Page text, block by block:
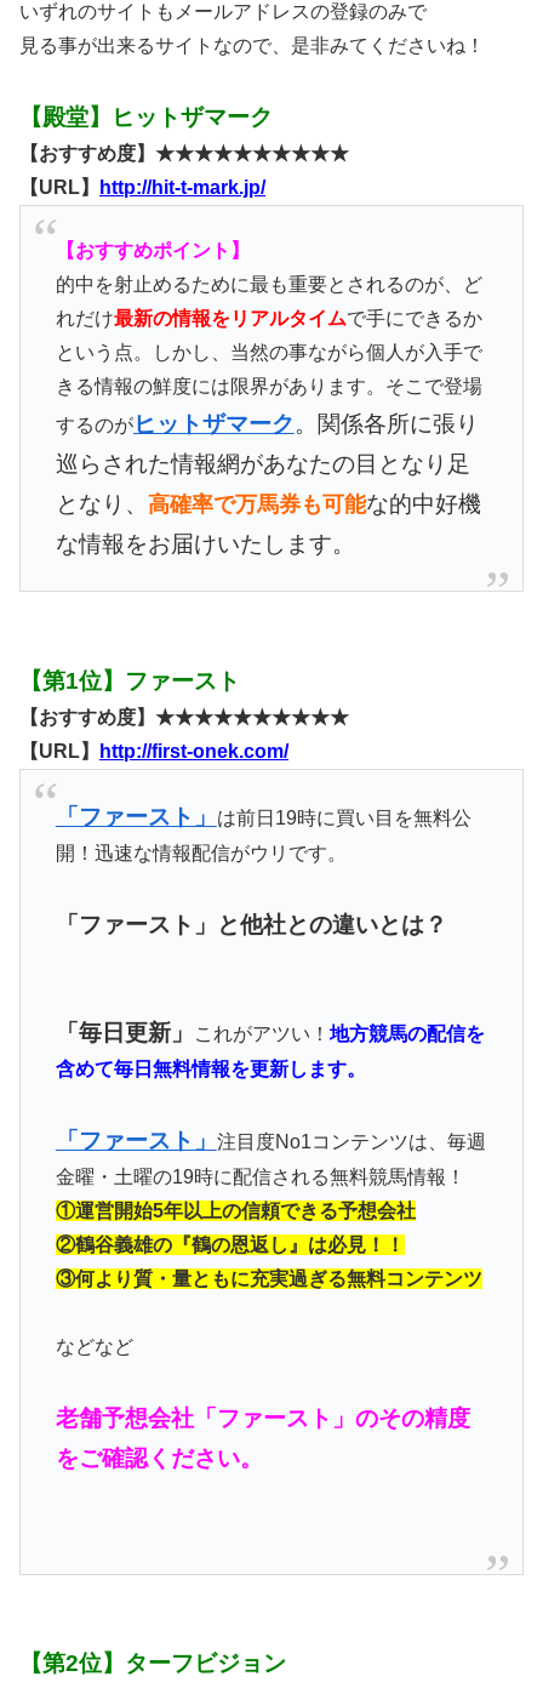
いずれのサイトもメールアドレスの登録のみで
見る事が出来るサイトなので、是非みてくださいね！
【殿堂】ヒットザマーク
【おすすめ度】★★★★★★★★★★
【URL】
http://hit-t-mark.jp/
【おすすめポイント】
的中を射止めるために最も重要とされるのが、ど
れだけ最新の情報をリアルタイムで手にできるか
という点。しかし、当然の事ながら個人が入手で
きる情報の鮮度には限界があります。そこで登場
するのがヒットザマーク。関係各所に張り
巡らされた情報網があなたの目となり足
となり、 高確率で万馬券も可能な的中好機
な情報をお届けいたします。
【第1位】ファースト
【おすすめ度】★★★★★★★★★★
【URL】
http://first-onek.com/
「ファースト」
は前日19時に買い目を無料公
開！迅速な情報配信がウリです。
「ファースト」と他社との違いとは？
「毎日更新」 これがアツい！ 地方競馬の配信を
含めて毎日無料情報を更新します。
「ファースト」 注目度No1コンテンツは、毎週
金曜・土曜の19時に配信される無料競馬情報！
①運営開始5年以上の信頼できる予想会社
②鶴谷義雄の『鶴の恩返し』は必見！！
③何より質・量ともに充実過ぎる無料コンテンツ
などなど
老舗予想会社「ファースト」のその精度
をご確認ください。
【第2位】ターフビジョン